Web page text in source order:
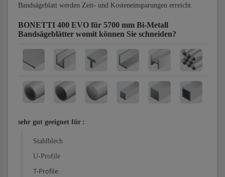
Bandsägeblatt werden Zeit- und Kosteneinsparungen erreicht.
BONETTI 400 EVO für 5700 mm Bi-Metall
Bandsägeblätter womit können Sie schneiden?
sehr gut geeignet für :
Stahlblech
U-Profile
T-Profile